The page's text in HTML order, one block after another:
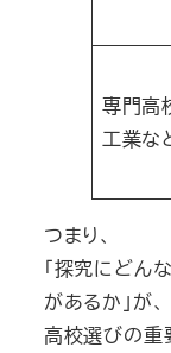
専門高
工業な
つまり、
「探究にどん
があるか」が、
高校選びの重